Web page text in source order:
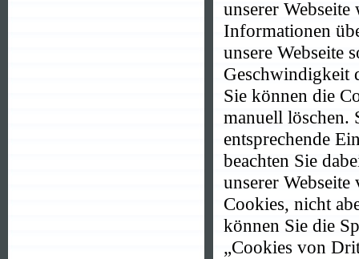
unserer
Informationen
unsere Webseite
Geschwindigkeit
Sie können die
manuell löschen.
entsprechende
beachten Sie
unserer
Cookies, nicht
können Sie die
„Cookies von